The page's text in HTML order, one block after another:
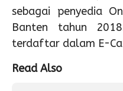
sebagai penyedia
Banten tahun
terdaftar dalam E-
Read Also